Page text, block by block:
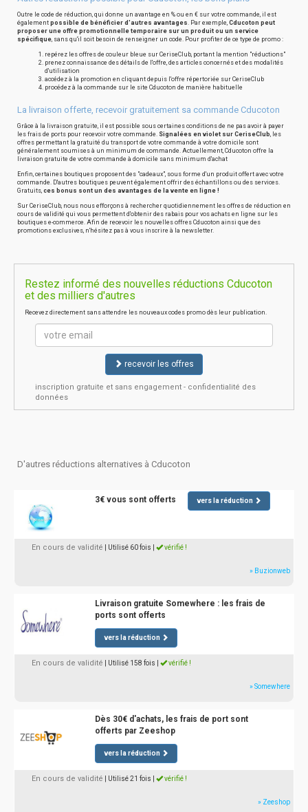
Outre le code de réduction, qui donne un avantage en % ou en € sur votre commande, il est
également possible de bénéficier d'autres avantages. Par exemple, Cducoton peut
proposer une offre promotionnelle temporaire sur un produit ou un service
spécifique, sans qu'il soit besoin de renseigner un code. Pour profiter de ce type de promo :
repérez les offres de couleur bleue sur CeriseClub, portant la mention "réductions"
prenez connaissance des détails de l'offre, des articles concernés et des modalités
d'utilisation
accédez à la promotion en cliquant depuis l'offre répertoriée sur CeriseClub
procédez à la commande sur le site Cducoton de manière habituelle
La livraison offerte, recevoir gratuitement sa commande Cducoton
Grâce à la livraison gratuite, il est possible sous certaines conditions de ne pas avoir à payer
les frais de ports pour recevoir votre commande. Signalées en violet sur CeriseClub, les
offres permettant la gratuité du transport de votre commande à votre domicile sont
généralement soumises à un minimum de commande. Actuellement, Cducoton offre la
livraison gratuite de votre commande à domicile sans minimum d'achat
Enfin, certaines boutiques proposent des "cadeaux", sous forme d'un produit offert avec votre
commande. D'autres boutiques peuvent également offrir des échantillons ou des services.
Gratuits, ces bonus sont un des avantages de la vente en ligne !
Sur CeriseClub, nous nous efforçons à rechercher quotidiennement les offres de réduction en
cours de validité qui vous permettent d'obtenir des rabais pour vos achats en ligne sur les
boutiques e-commerce. Afin de recevoir les nouvelles offres Cducoton ainsi que des
promotions exclusives, n'hésitez pas à vous inscrire à la newsletter.
Restez informé des nouvelles réductions Cducoton
et des milliers d'autres
Recevez directement sans attendre les nouveaux codes promo dès leur publication.
recevoir les offres
inscription gratuite et sans engagement - confidentialité des
données
D'autres réductions alternatives à Cducoton
3€ vous sont offerts vers la réduction
En cours de validité | Utilisé 60 fois vérifié !
» Buzionweb
Livraison gratuite Somewhere : les frais de
ports sont offerts
vers la réduction
En cours de validité | Utilisé 158 fois vérifié !
» Somewhere
Dès 30€ d'achats, les frais de port sont
offerts par Zeeshop
vers la réduction
En cours de validité | Utilisé 21 fois vérifié !
» Zeeshop